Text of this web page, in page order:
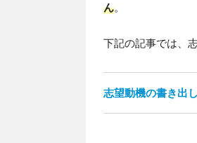
ん。
下記の記事では、
志望動機の書き出